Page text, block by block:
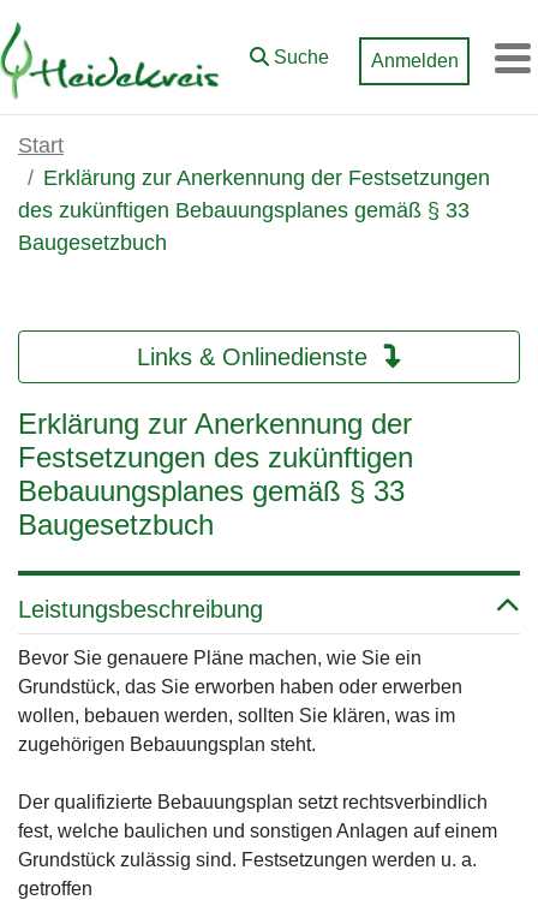
Zum Hauptinhalt springen
Suche Anmelden
Start
Erklärung zur Anerkennung der Festsetzungen
des zukünftigen Bebauungsplanes gemäß § 33
Baugesetzbuch
Links & Onlinedienste
Erklärung zur Anerkennung der
Festsetzungen des zukünftigen
Bebauungsplanes gemäß § 33
Baugesetzbuch
Leistungsbeschreibung
Bevor Sie genauere Pläne machen, wie Sie ein
Grundstück, das Sie erworben haben oder erwerben
wollen, bebauen werden, sollten Sie klären, was im
zugehörigen Bebauungsplan steht.
Der qualifizierte Bebauungsplan setzt rechtsverbindlich
fest, welche baulichen und sonstigen Anlagen auf einem
Grundstück zulässig sind. Festsetzungen werden u. a.
getroffen